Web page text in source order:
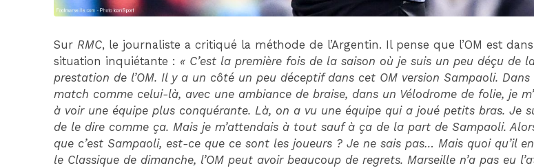
Sur RMC, le journaliste a critiqué la méthode de l’Argentin. Il pense que l’OM est
situation inquiétante : « C’est la première fois de la saison où je suis un peu déçu de
prestation de l’OM. Il y a un côté un peu déceptif dans cet OM version Sampaoli. Dans
match comme celui-là, avec une ambiance de braise, dans un Vélodrome de folie, je
à voir une équipe plus conquérante. Là, on a vu une équipe qui a joué petits bras. Je
de le dire comme ça. Mais je m’attendais à tout sauf à ça de la part de Sampaoli.
que c’est Sampaoli, est-ce que ce sont les joueurs ? Je ne sais pas… Mais quoi qu’il
le Classique de dimanche, l’OM peut avoir beaucoup de regrets. Marseille n’a pas eu